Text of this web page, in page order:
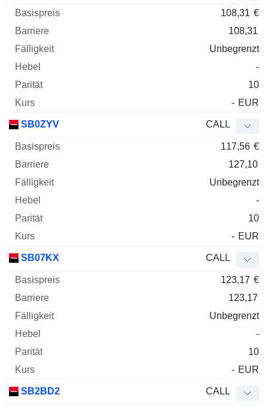
108,31 €
108,31
Unbegrenzt
-
10
- EUR
SB0ZYV CALL
117,56 €
127,10
Unbegrenzt
-
10
- EUR
SB07KX CALL
123,17 €
123,17
Unbegrenzt
-
10
- EUR
SB2BD2 CALL